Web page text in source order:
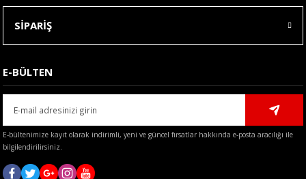
Gönder
SİPARİŞ
E-BÜLTEN
E-bültenimize kayıt olarak indirimli, yeni ve güncel fırsatlar hakkında e-posta aracılığı ile
bilgilendirilirsiniz.